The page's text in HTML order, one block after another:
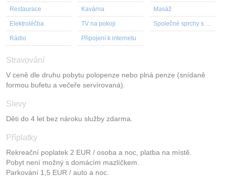
Restaurace Kavárna Masáž
Elektroléčba TV na pokoji Společné sprchy s teplou a studenou vodou.
Rádio Připojení k internetu
Stravování
V ceně dle druhu pobytu polopenze nebo plná penze (snídaně
formou bufetu a večeře servírovaná).
Slevy
Děti do 4 let bez nároku služby zdarma.
Příplatky
Rekreační poplatek 2 EUR / osoba a noc, platba na místě.
Pobyt není možný s domácím mazlíčkem.
Parkování 1,5 EUR / auto a noc.